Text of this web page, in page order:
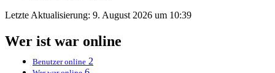
Letzte Aktualisierung: 9. August 2026 um 10:39
Wer ist war online
Benutzer online 2